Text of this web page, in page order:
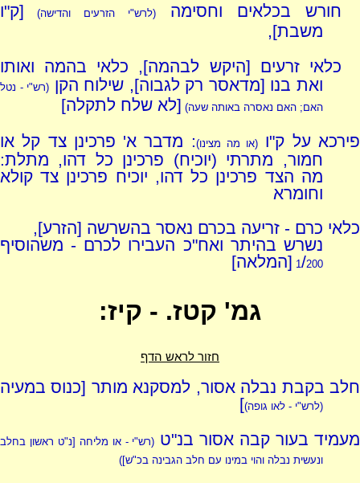
חורש בכלאים וחסימה(לרש"י הזרעים והדישה) [ק"ו
משבת],
כלאי זרעים [היקש לבהמה], כלאי בהמה ואותו
ואת בנו [מדאסר רק לגבוה], שילוח הקן (רש"י - נטל
האם; האם נאסרה באותה שעה) [לא שלח לתקלה]
פירכא על ק"ו
(או מה מצינו): מדבר א' פרכינן צד קל או
חמור, מתרתי (יוכיח) פרכינן כל דהו, מתלת:
מה הצד פרכינן כל דהו, יוכיח פרכינן צד קולא
וחומרא
כלאי כרם - זריעה בכרם נאסר בהשרשה [הזרע],
נשרש בהיתר ואח"כ העבירו לכרם - משהוסיף
1/200 [המלאה]
גמ' קטז. - קיז:
חזור לראש הדף
חלב בקבת נבלה אסור, למסקנא מותר [כנוס במעיה
(לרש"י - לאו גופה)]
מעמיד בעור קבה אסור בנ"ט (רש"י - או מליחה [נ"ט ראשון בחלב
ונעשית נבלה והוי במינו עם חלב הגבינה בכ"ש])